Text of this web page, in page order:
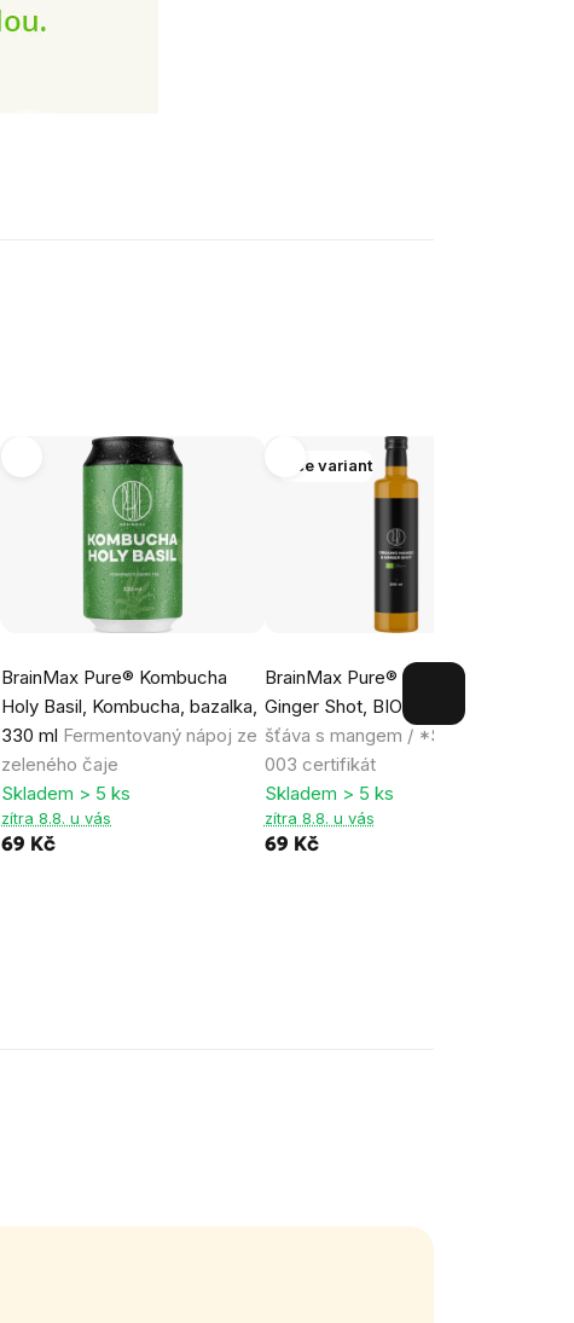
BrainMax Pure® Kombucha
Holy Basil, Kombucha, bazalka,
330 ml Fermentovaný nápoj ze
zeleného čaje
Skladem > 5 ks
zítra 8.8. u vás
69 Kč
Více variant
BrainMax Pure® Mango &
Ginger Shot, BIO
šťáva s mangem / *SK-BIO-
003 certifikát
Skladem > 5 ks
zítra 8.8. u vás
69 Kč